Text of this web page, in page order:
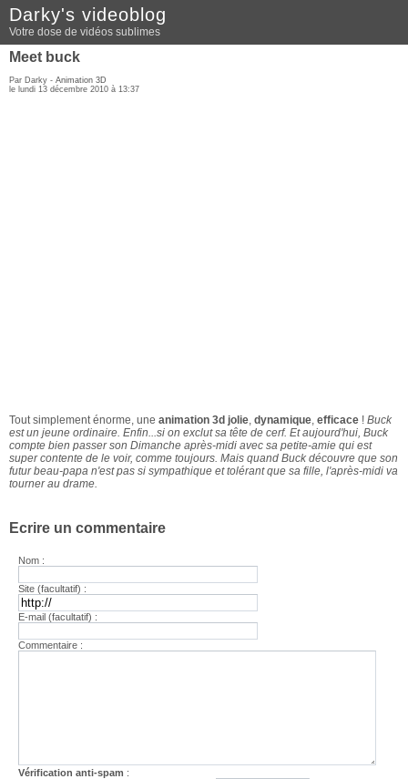
Darky's videoblog
Votre dose de vidéos sublimes
Meet buck
Par Darky - Animation 3D
le lundi 13 décembre 2010 à 13:37
Tout simplement énorme, une animation 3d jolie, dynamique, efficace ! Buck
est un jeune ordinaire. Enfin...si on exclut sa tête de cerf. Et aujourd'hui, Buck
compte bien passer son Dimanche après-midi avec sa petite-amie qui est
super contente de le voir, comme toujours. Mais quand Buck découvre que son
futur beau-papa n'est pas si sympathique et tolérant que sa fille, l'après-midi va
tourner au drame.
Ecrire un commentaire
Nom :
Site (facultatif) :
E-mail (facultatif) :
Commentaire :
Vérification anti-spam :